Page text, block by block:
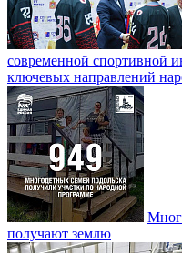
современной спортивной
ключевых направлений
получают землю